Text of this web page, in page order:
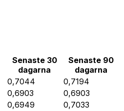
Senaste 30
dagarna
Senaste 90
dagarna
0,7044
0,7194
0,6903
0,6903
0,6949
0,7033